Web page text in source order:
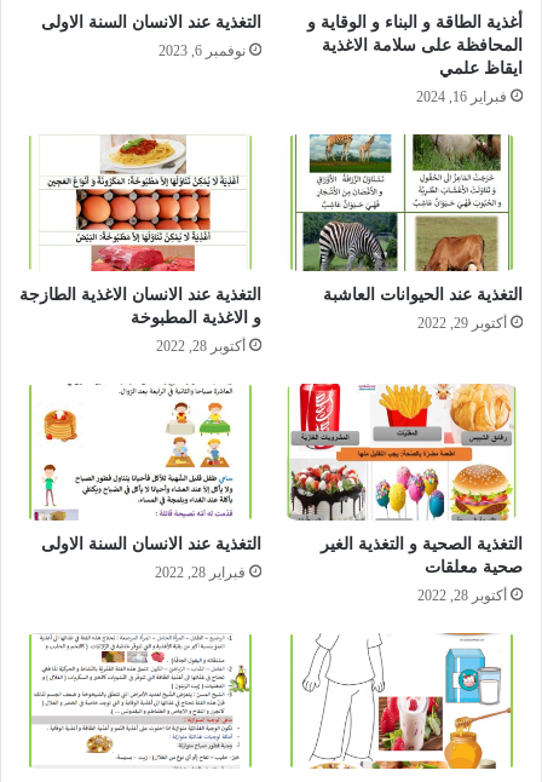
أغذية الطاقة و البناء و الوقاية و
المحافظة على سلامة الاغذية
ايقاظ علمي
فبراير 16, 2024
التغذية عند الانسان السنة الاولى
نوفمبر 6, 2023
التغذية عند الحيوانات العاشبة
أكتوبر 29, 2022
التغذية عند الانسان الاغذية الطازجة
و الاغذية المطبوخة
أكتوبر 28, 2022
التغذية الصحية و التغذية الغير
صحية معلقات
أكتوبر 28, 2022
التغذية عند الانسان السنة الاولى
فبراير 28, 2022